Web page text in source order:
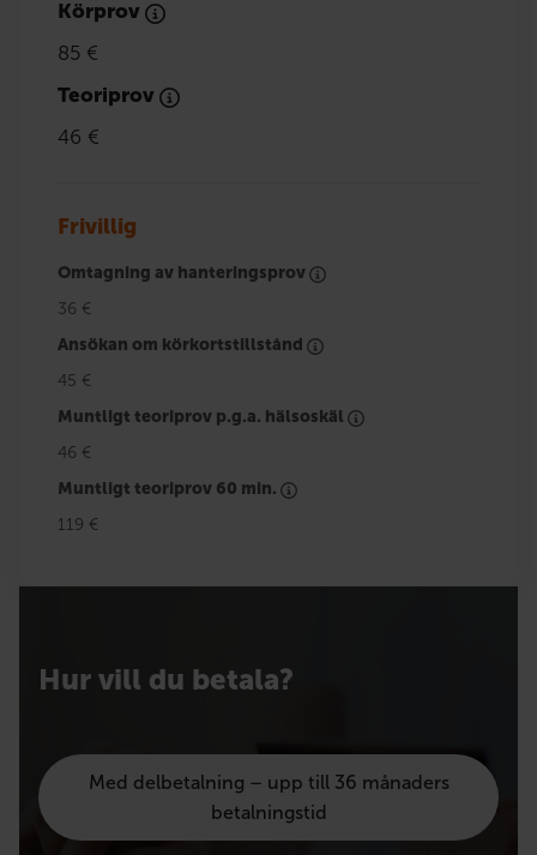
Körprov
85 €
Teoriprov
46 €
Frivillig
Omtagning av hanteringsprov
36 €
Ansökan om körkortstillstånd
45 €
Muntligt teoriprov p.g.a. hälsoskäl
46 €
Muntligt teoriprov 60 min.
119 €
Hur vill du betala?
Med delbetalning – upp till 36 månaders
betalningstid